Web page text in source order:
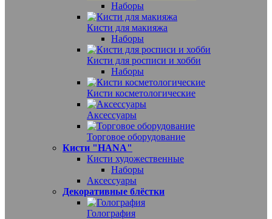
Наборы
Кисти для макияжа
Наборы
Кисти для росписи и хобби
Наборы
Кисти косметологические
Аксессуары
Торговое оборудование
Кисти "HANA"
Кисти художественные
Наборы
Аксессуары
Декоративные блёстки
Голография